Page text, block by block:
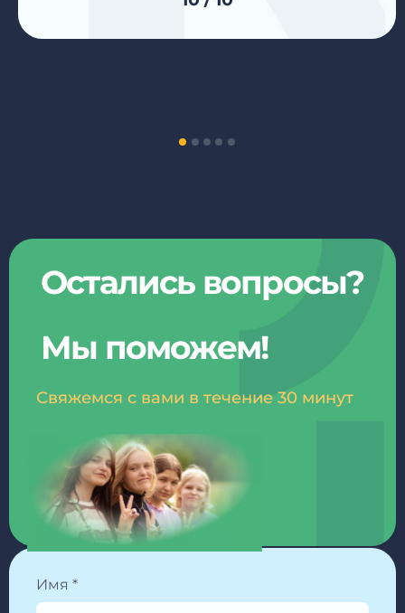
Остались вопросы?
Мы поможем!
Свяжемся с вами в течение 30 минут
Имя *